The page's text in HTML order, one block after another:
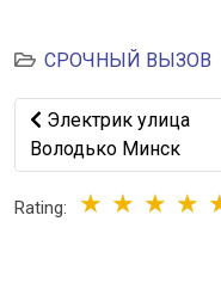
СРОЧНЫЙ ВЫЗОВ
Предыдущий:
Электрик улица
Володько Минск
Rating: